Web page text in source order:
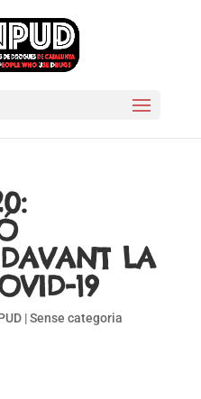
LA
19
| Sense categoria